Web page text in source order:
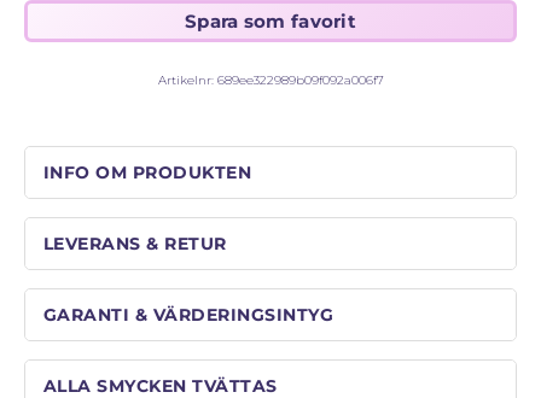
Artikelnr: 689ee322989b09f092a006f7
INFO OM PRODUKTEN
LEVERANS & RETUR
GARANTI & VÄRDERINGSINTYG
ALLA SMYCKEN TVÄTTAS